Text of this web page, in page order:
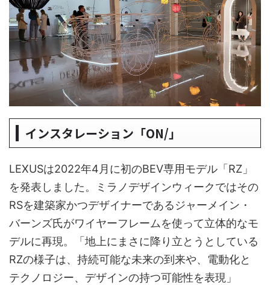
インスタレーション「ON/」
LEXUSは2022年4月に初のBEV専用モデル「RZ」
を発表しました。ミラノデザインウィークではその
RSを建築家かつデザイナーであるジャーメイン・
バーンズ氏がワイヤーフレームを使って立体的なモ
デルに再現。「地上にまさに降り立とうとしている
RZの様子は、持続可能な未来の到来や、電動化と
テクノロジー、デザインの持つ可能性を表現」